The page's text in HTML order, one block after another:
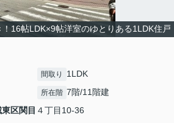
！16帖LDK×9帖洋室のゆとりある1LDK住戸
間取り 1LDK
所在階 7階/11階建
東区関目 ４丁目10-36